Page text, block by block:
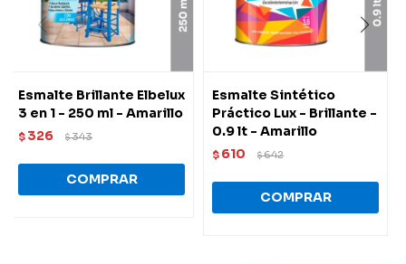
Esmalte Brillante Elbelux
3 en 1 - 250 ml - Amarillo
$ 326 $343
Esmalte Sintético
Práctico Lux - Brillante -
0.9 lt - Amarillo
$ 610 $642